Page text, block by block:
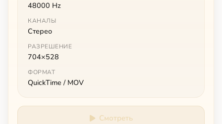
48000 Hz
КАНАЛЫ
Стерео
РАЗРЕШЕНИЕ
704×528
ФОРМАТ
QuickTime / MOV
Смотреть